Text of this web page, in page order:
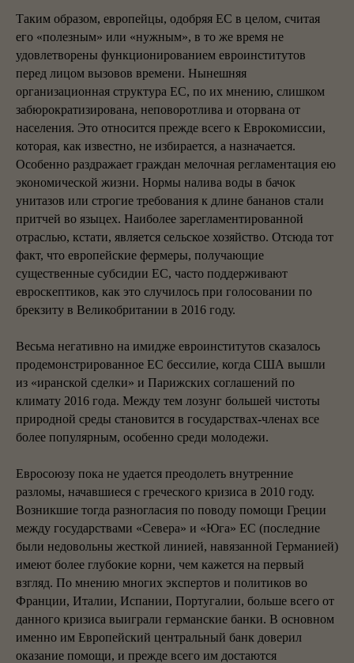
Таким образом, европейцы, одобряя ЕС в целом, считая
его «полезным» или «нужным», в то же время не
удовлетворены функционированием евроинститутов
перед лицом вызовов времени. Нынешняя
организационная структура ЕС, по их мнению, слишком
забюрократизирована, неповоротлива и оторвана от
населения. Это относится прежде всего к Еврокомиссии,
которая, как известно, не избирается, а назначается.
Особенно раздражает граждан мелочная регламентация ею
экономической жизни. Нормы налива воды в бачок
унитазов или строгие требования к длине бананов стали
притчей во языцех. Наиболее зарегламентированной
отраслью, кстати, является сельское хозяйство. Отсюда тот
факт, что европейские фермеры, получающие
существенные субсидии ЕС, часто поддерживают
евроскептиков, как это случилось при голосовании по
брекзиту в Великобритании в 2016 году.
Весьма негативно на имидже евроинститутов сказалось
продемонстрированное ЕС бессилие, когда США вышли
из «иранской сделки» и Парижских соглашений по
климату 2016 года. Между тем лозунг большей чистоты
природной среды становится в государствах-членах все
более популярным, особенно среди молодежи.
Евросоюзу пока не удается преодолеть внутренние
разломы, начавшиеся с греческого кризиса в 2010 году.
Возникшие тогда разногласия по поводу помощи Греции
между государствами «Севера» и «Юга» ЕС (последние
были недовольны жесткой линией, навязанной Германией)
имеют более глубокие корни, чем кажется на первый
взгляд. По мнению многих экспертов и политиков во
Франции, Италии, Испании, Португалии, больше всего от
данного кризиса выиграли германские банки. В основном
именно им Европейский центральный банк доверил
оказание помощи, и прежде всего им достаются